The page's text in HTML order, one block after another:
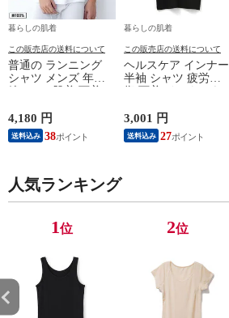
暮らしの肌着
この販売店の送料について
普通の ランニング
シャツ メンズ 年間
ンクトップ ノースリ
ーブ インナー 紳士
男性 シニア 抗菌 防
4,180 円
送料込み 38
暮らしの肌着
この販売店の送料について
ヘルスケア インナー
半袖 シャツ 疲労回
外線 疲労軽減 ボデ
ィケア 健康 プレゼ
ント ギフト ヘルス
3,001 円
送料込み 27
人気ランキング
1位 2位